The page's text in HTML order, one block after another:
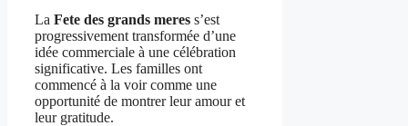
La Fete des grands meres s’est
progressivement transformée d’une
idée commerciale à une célébration
significative. Les familles ont
commencé à la voir comme une
opportunité de montrer leur amour et
leur gratitude.